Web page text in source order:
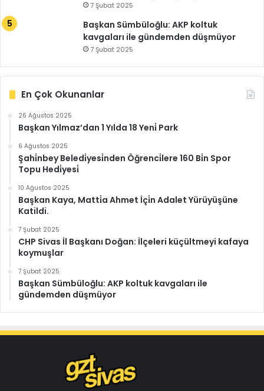
7 Şubat 2025
Başkan Sümbüloğlu: AKP koltuk
kavgaları ile gündemden düşmüyor
7 Şubat 2025
En Çok Okunanlar
26 Ağustos 2025
Başkan Yılmaz’dan 1 Yılda 18 Yeni̇ Park
6 Ağustos 2025
Şahi̇nbey Beledi̇yesi̇nden Öğrenci̇lere 160 Bi̇n Spor
Topu Hedi̇yesi̇
10 Ağustos 2025
Başkan Kaya, Matti̇a Ahmet İçi̇n Adalet Yürüyüşüne
Katildi.
7 Şubat 2025
CHP Sivas İl Başkanı Doğan: İlçeleri küçültmeyi kafaya
koymuşlar
7 Şubat 2025
Başkan Sümbüloğlu: AKP koltuk kavgaları ile
gündemden düşmüyor